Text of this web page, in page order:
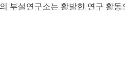
부설연구소는 활발한 연구 활동